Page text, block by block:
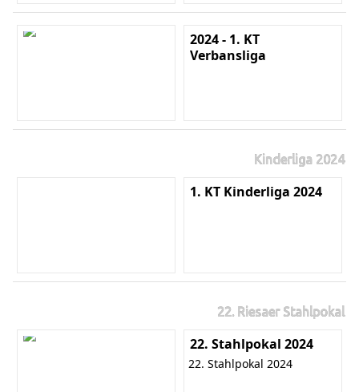
2024 - 1. KT
Verbansliga
Kinderliga 2024
1. KT Kinderliga 2024
22. Riesaer Stahlpokal
22. Stahlpokal 2024
22. Stahlpokal 2024